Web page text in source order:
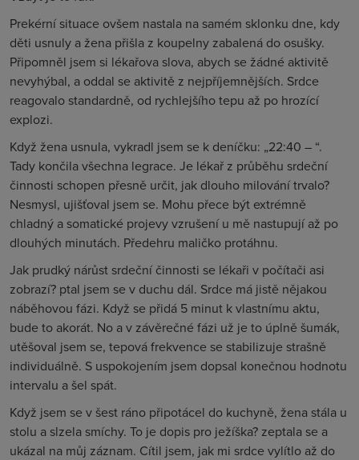
Prekérní situace ovšem nastala na samém sklonku dne, kdy
děti usnuly a žena přišla z koupelny zabalená do osušky.
Připomněl jsem si lékařova slova, abych se žádné aktivitě
nevyhýbal, a oddal se aktivitě z nejpříjemnějších. Srdce
reagovalo standardně, od rychlejšího tepu až po hrozící
explozi.
Když žena usnula, vykradl jsem se k deníčku: „22:40 – “.
Tady končila všechna legrace. Je lékař z průběhu srdeční
činnosti schopen přesně určit, jak dlouho milování trvalo?
Nesmysl, ujišťoval jsem se. Mohu přece být extrémně
chladný a somatické projevy vzrušení u mě nastupují až po
dlouhých minutách. Předehru maličko protáhnu.
Jak prudký nárůst srdeční činnosti se lékaři v počítači asi
zobrazí? ptal jsem se v duchu dál. Srdce má jistě nějakou
náběhovou fázi. Když se přidá 5 minut k vlastnímu aktu,
bude to akorát. No a v závěrečné fázi už je to úplně šumák,
utěšoval jsem se, tepová frekvence se stabilizuje strašně
individuálně. S uspokojením jsem dopsal konečnou hodnotu
intervalu a šel spát.
Když jsem se v šest ráno připotácel do kuchyně, žena stála u
stolu a slzela smíchy. To je dopis pro ježíška? zeptala se a
ukázal na můj záznam. Cítil jsem, jak mi srdce vylítlo až do